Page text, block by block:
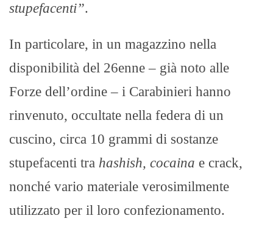
stupefacenti”.
In particolare, in un magazzino nella
disponibilità del 26enne – già noto alle
Forze dell’ordine – i Carabinieri hanno
rinvenuto, occultate nella federa di un
cuscino, circa 10 grammi di sostanze
stupefacenti tra hashish, cocaina e crack,
nonché vario materiale verosimilmente
utilizzato per il loro confezionamento.